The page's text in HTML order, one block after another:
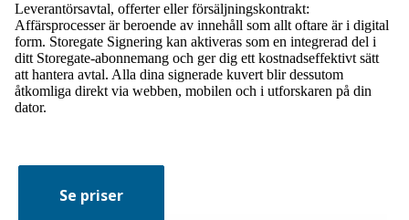
Leverantörsavtal, offerter eller försäljningskontrakt:
Affärsprocesser är beroende av innehåll som allt oftare är i digital
form. Storegate Signering kan aktiveras som en integrerad del i
ditt Storegate-abonnemang och ger dig ett kostnadseffektivt sätt
att hantera avtal. Alla dina signerade kuvert blir dessutom
åtkomliga direkt via webben, mobilen och i utforskaren på din
dator.
Se priser